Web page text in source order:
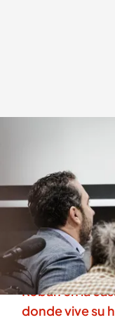
Leire Díez se muestra
Redacción
31 JUL 2025 -
“Lo recurriré
digo que
subraya Leire
Roban en la
donde vive su